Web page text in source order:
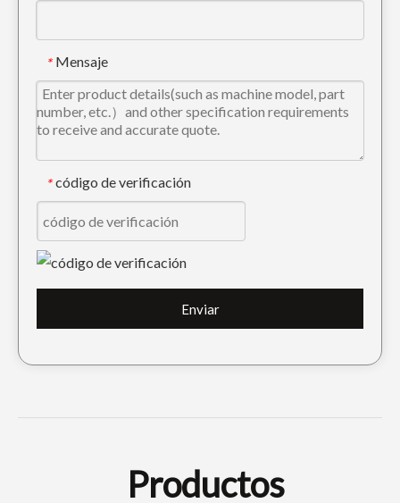
* Mensaje
* código de verificación
Enviar
Productos